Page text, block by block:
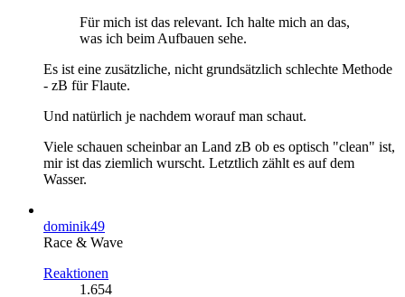
Für mich ist das relevant. Ich halte mich an das,
was ich beim Aufbauen sehe.
Es ist eine zusätzliche, nicht grundsätzlich schlechte Methode
- zB für Flaute.
Und natürlich je nachdem worauf man schaut.
Viele schauen scheinbar an Land zB ob es optisch "clean" ist,
mir ist das ziemlich wurscht. Letztlich zählt es auf dem
Wasser.
dominik49
Race & Wave
Reaktionen
1.654